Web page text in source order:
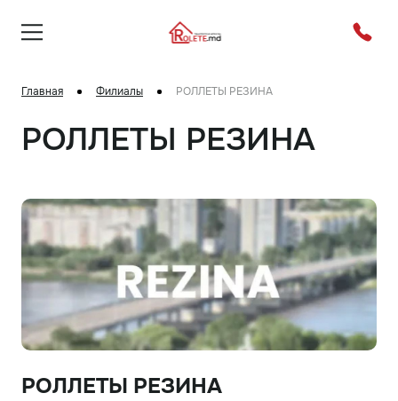
Главная Филиалы РОЛЛЕТЫ РЕЗИНА
РОЛЛЕТЫ РЕЗИНА
РОЛЛЕТЫ РЕЗИНА